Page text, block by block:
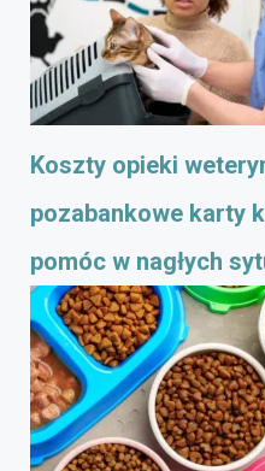
Koszty opieki
pozabankowe karty
pomóc w nagłych